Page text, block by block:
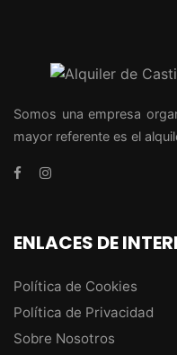
Somos una empresa
mayor referente es el
ENLACES DE
Política de Cookies
Política de Privacidad
Sobre Nosotros